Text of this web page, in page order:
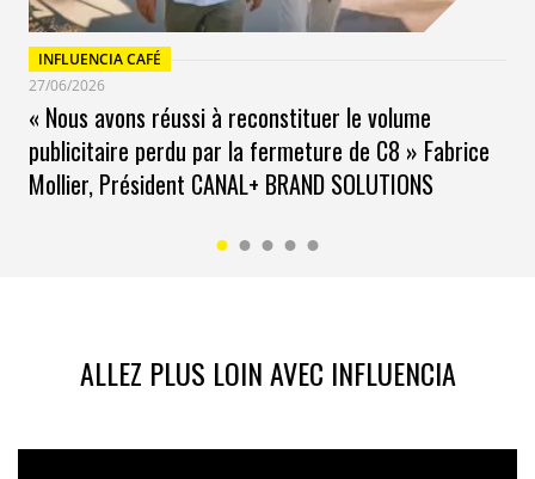
pour que le marché de l’art numérique ne soit pas aussi
actif que l’art classique ». Les paris sont ouverts.
INFLUENCIA CAFÉ
27/06/2026
« Nous avons réussi à reconstituer le volume
publicitaire perdu par la fermeture de C8 » Fabrice
Mollier, Président CANAL+ BRAND SOLUTIONS
ALLEZ PLUS LOIN AVEC INFLUENCIA